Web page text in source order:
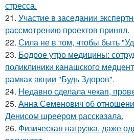
стресса.
21. Участие в заседании
рассмотрению проектов принял.
22. Сила не в том, чтобы быть
23. Бодрое утро медицины:
поликлиники канашского
рамках акции "Будь Здоров".
24. Недавно сделала чекап,
25. Анна Семенович об
Денисом шреером рассказала.
26. Физическая нагрузка, даже